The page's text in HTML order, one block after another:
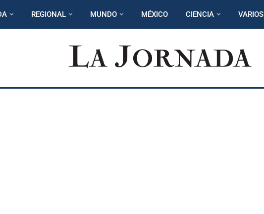
REGIONAL MUNDO MÉXICO CIENCIA VARIOS